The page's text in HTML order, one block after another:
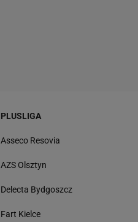
PLUSLIGA
Asseco Resovia
AZS Olsztyn
Delecta Bydgoszcz
Fart Kielce